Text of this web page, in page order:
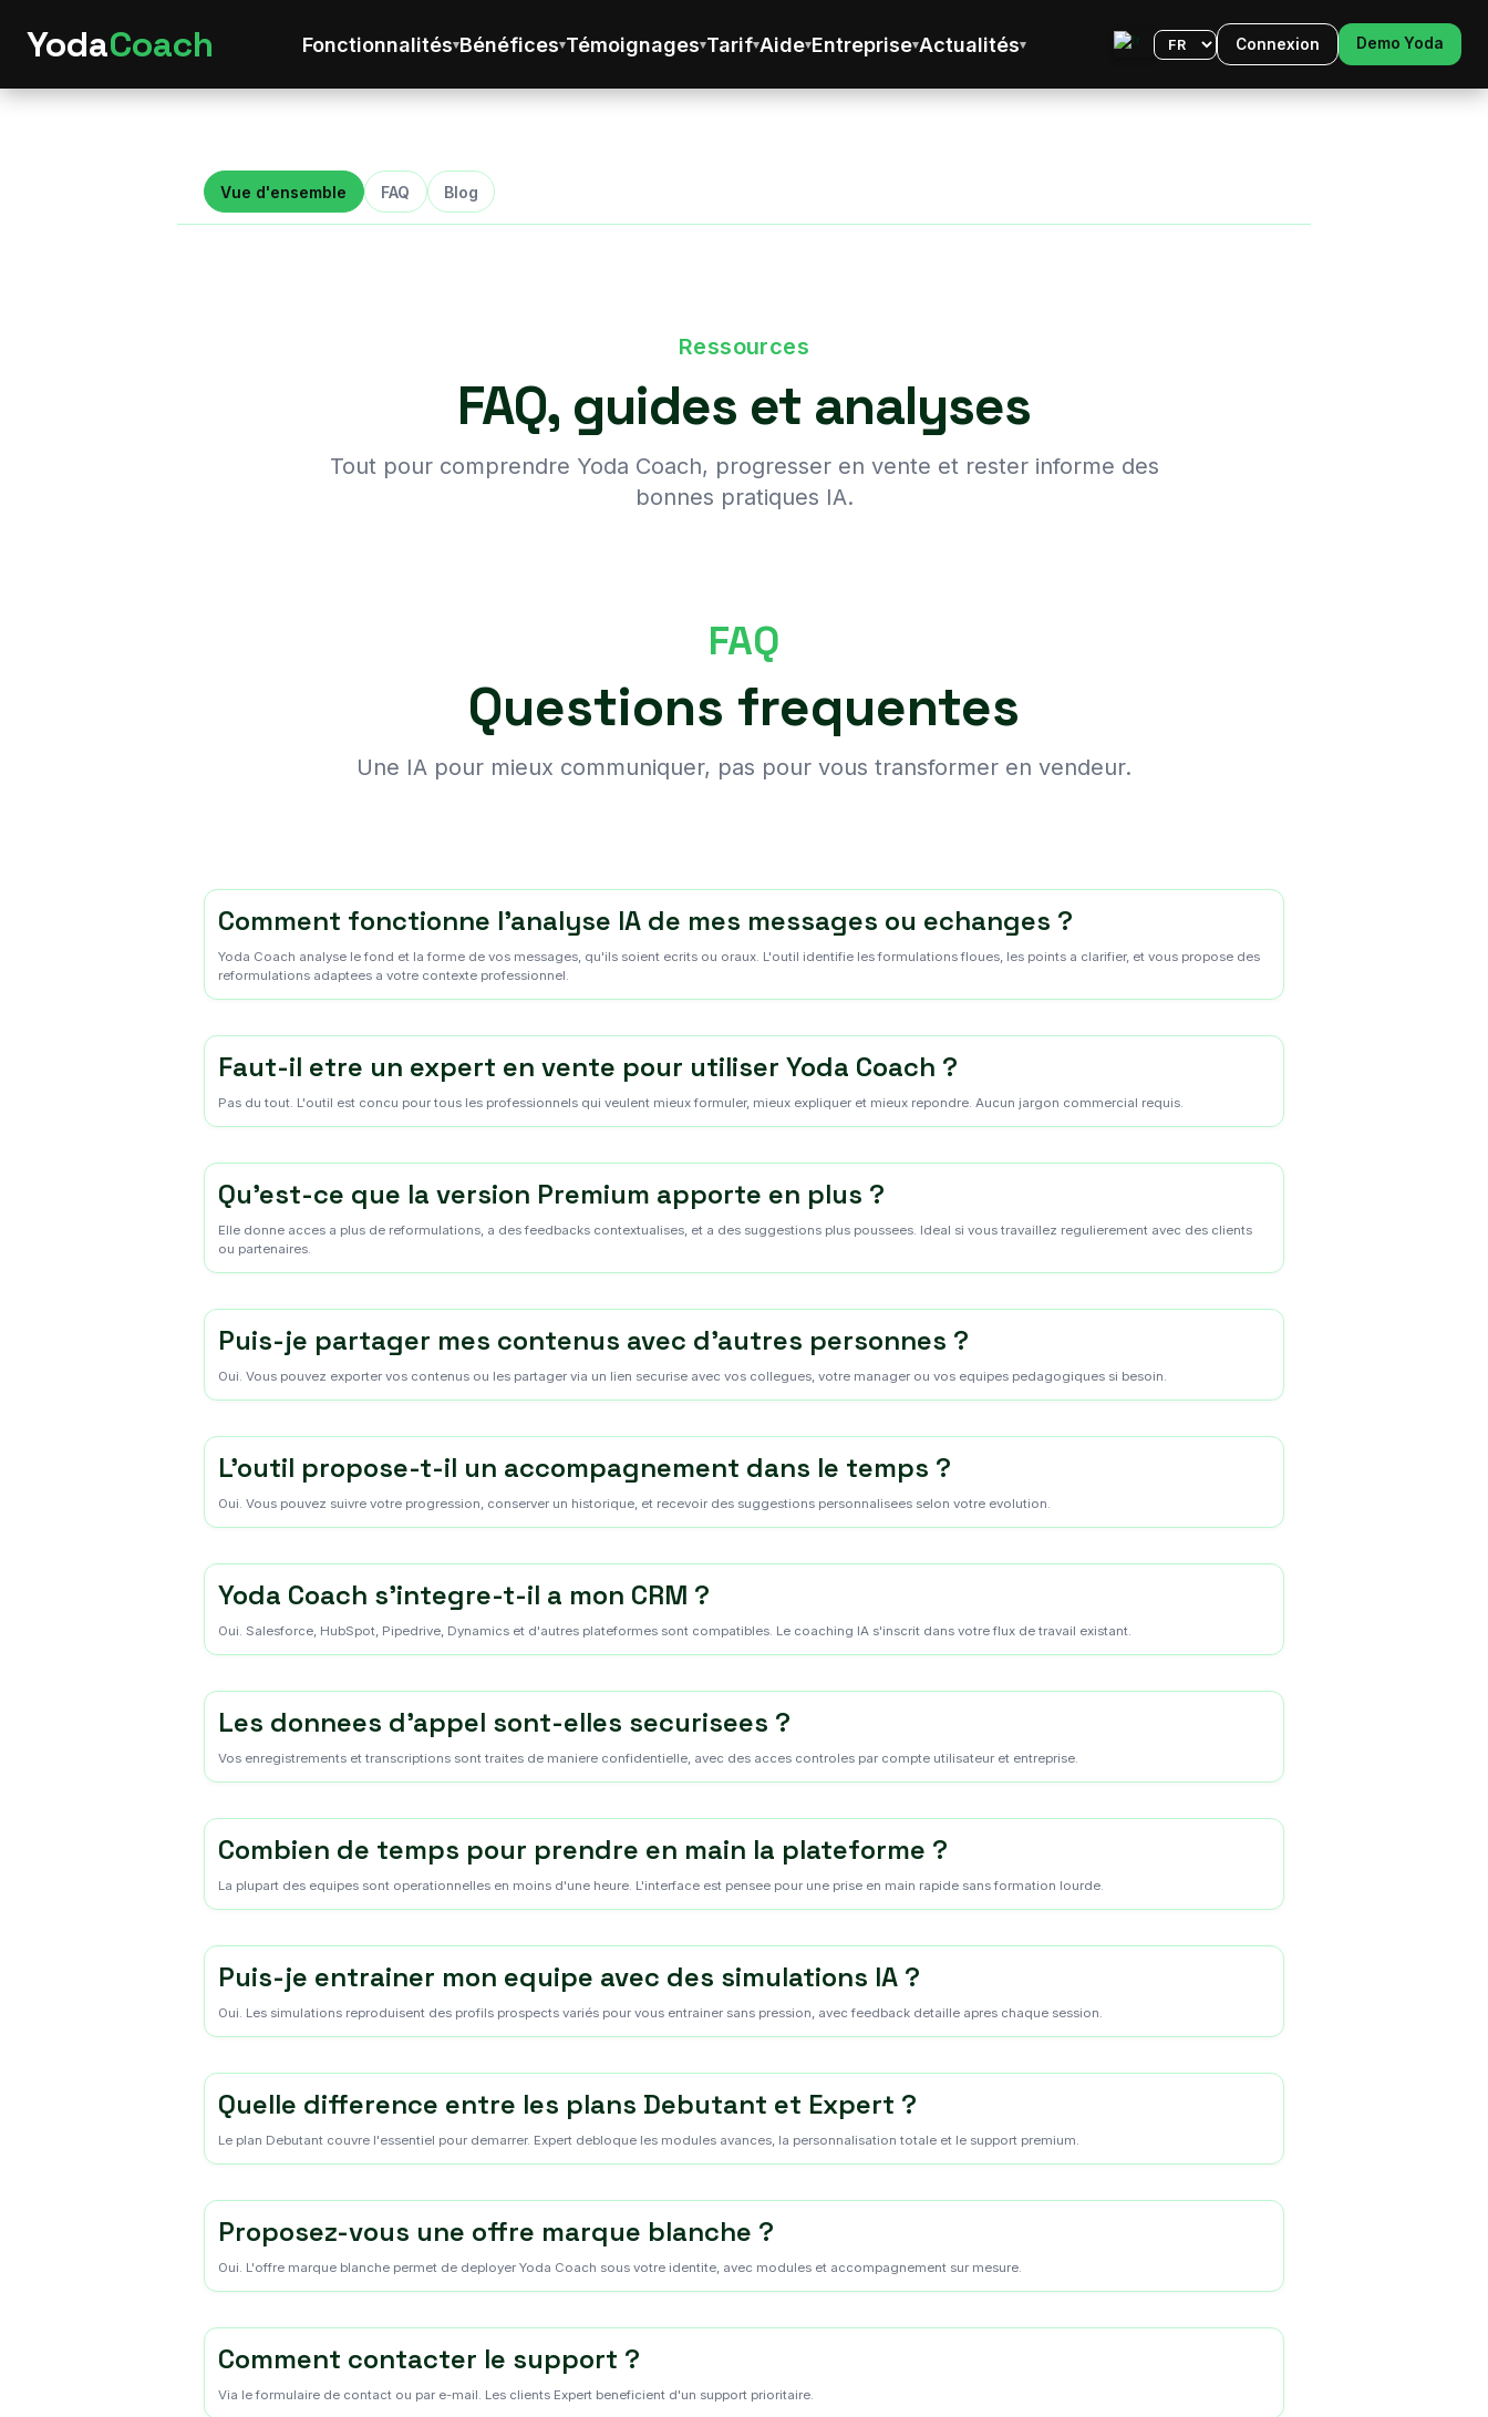
YodaCoach Fonctionnalités Bénéfices Témoignages Tarif Aide Entreprise Actualités Langue Connexion Demo Yoda
Vue d'ensemble FAQ Blog
Ressources
FAQ, guides et analyses
Tout pour comprendre Yoda Coach, progresser en vente et rester informe des
bonnes pratiques IA.
FAQ
Questions frequentes
Une IA pour mieux communiquer, pas pour vous transformer en vendeur.
Comment fonctionne l'analyse IA de mes messages ou echanges ?
Yoda Coach analyse le fond et la forme de vos messages, qu'ils soient ecrits ou oraux. L'outil identifie les formulations floues, les points a clarifier, et vous propose des
reformulations adaptees a votre contexte professionnel.
Faut-il etre un expert en vente pour utiliser Yoda Coach ?
Pas du tout. L'outil est concu pour tous les professionnels qui veulent mieux formuler, mieux expliquer et mieux repondre. Aucun jargon commercial requis.
Qu'est-ce que la version Premium apporte en plus ?
Elle donne acces a plus de reformulations, a des feedbacks contextualises, et a des suggestions plus poussees. Ideal si vous travaillez regulierement avec des clients
ou partenaires.
Puis-je partager mes contenus avec d'autres personnes ?
Oui. Vous pouvez exporter vos contenus ou les partager via un lien securise avec vos collegues, votre manager ou vos equipes pedagogiques si besoin.
L'outil propose-t-il un accompagnement dans le temps ?
Oui. Vous pouvez suivre votre progression, conserver un historique, et recevoir des suggestions personnalisees selon votre evolution.
Yoda Coach s'integre-t-il a mon CRM ?
Oui. Salesforce, HubSpot, Pipedrive, Dynamics et d'autres plateformes sont compatibles. Le coaching IA s'inscrit dans votre flux de travail existant.
Les donnees d'appel sont-elles securisees ?
Vos enregistrements et transcriptions sont traites de maniere confidentielle, avec des acces controles par compte utilisateur et entreprise.
Combien de temps pour prendre en main la plateforme ?
La plupart des equipes sont operationnelles en moins d'une heure. L'interface est pensee pour une prise en main rapide sans formation lourde.
Puis-je entrainer mon equipe avec des simulations IA ?
Oui. Les simulations reproduisent des profils prospects variés pour vous entrainer sans pression, avec feedback detaille apres chaque session.
Quelle difference entre les plans Debutant et Expert ?
Le plan Debutant couvre l'essentiel pour demarrer. Expert debloque les modules avances, la personnalisation totale et le support premium.
Proposez-vous une offre marque blanche ?
Oui. L'offre marque blanche permet de deployer Yoda Coach sous votre identite, avec modules et accompagnement sur mesure.
Comment contacter le support ?
Via le formulaire de contact ou par e-mail. Les clients Expert beneficient d'un support prioritaire.